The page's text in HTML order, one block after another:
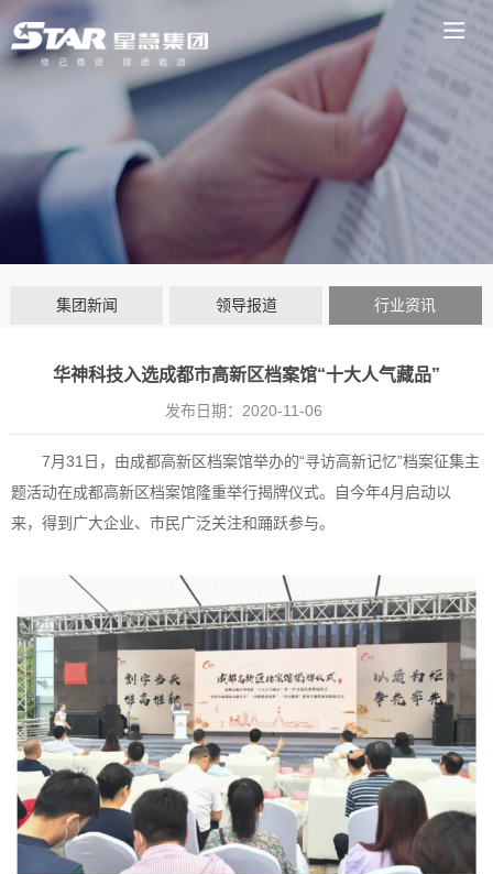
集团新闻 领导报道 行业资讯
华神科技入选成都市高新区档案馆“十大人气藏品”
发布日期： 2020-11-06
7月31日，由成都高新区档案馆举办的“寻访高新记忆”档案征集主
题活动在成都高新区档案馆隆重举行揭牌仪式。自今年4月启动以
来，得到广大企业、市民广泛关注和踊跃参与。